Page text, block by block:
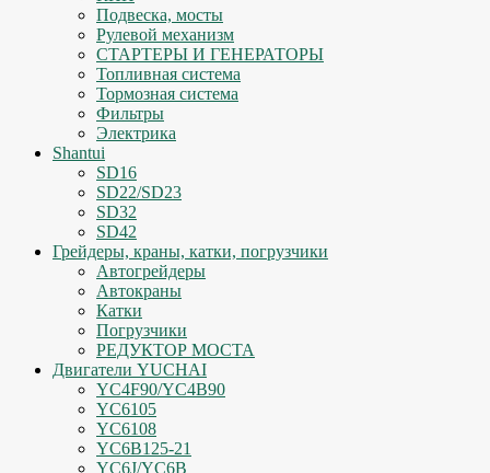
Подвеска, мосты
Рулевой механизм
СТАРТЕРЫ И ГЕНЕРАТОРЫ
Топливная система
Тормозная система
Фильтры
Электрика
Shantui
SD16
SD22/SD23
SD32
SD42
Грейдеры, краны, катки, погрузчики
Автогрейдеры
Автокраны
Катки
Погрузчики
РЕДУКТОР МОСТА
Двигатели YUCHAI
YC4F90/YC4B90
YC6105
YC6108
YC6B125-21
YC6J/YC6B